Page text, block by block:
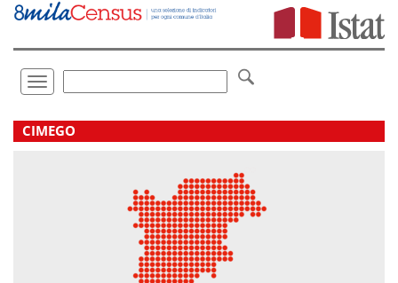
Vai
direttamente
Toggle
navigation
.
CIMEGO